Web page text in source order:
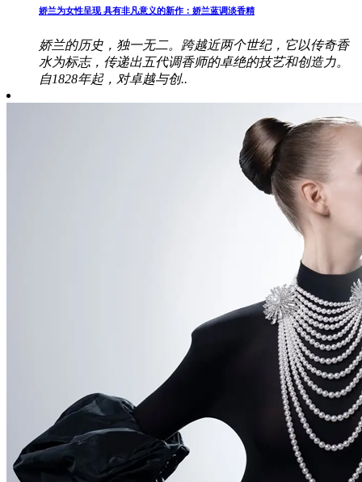
娇兰为女性呈现 具有非凡意义的新作：娇兰蓝调淡香精
娇兰的历史，独一无二。跨越近两个世纪，它以传奇香
水为标志，传递出五代调香师的卓绝的技艺和创造力。
自1828年起，对卓越与创..